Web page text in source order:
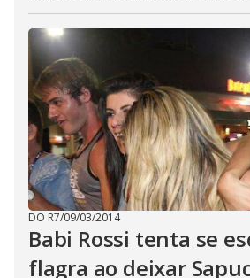
DO R7/09/03/2014
Babi Rossi tenta se
flagra ao deixar